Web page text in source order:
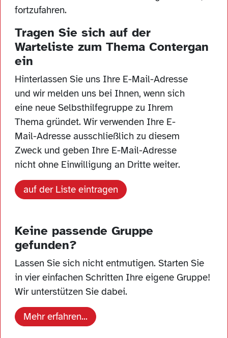
fortzufahren.
Tragen Sie sich auf der
Warteliste zum Thema Contergan
ein
Hinterlassen Sie uns Ihre E-Mail-Adresse
und wir melden uns bei Ihnen, wenn sich
eine neue Selbsthilfegruppe zu Ihrem
Thema gründet. Wir verwenden Ihre E-
Mail-Adresse ausschließlich zu diesem
Zweck und geben Ihre E-Mail-Adresse
nicht ohne Einwilligung an Dritte weiter.
auf der Liste eintragen
Keine passende Gruppe
gefunden?
Lassen Sie sich nicht entmutigen. Starten Sie
in vier einfachen Schritten Ihre eigene Gruppe!
Wir unterstützen Sie dabei.
Mehr erfahren...